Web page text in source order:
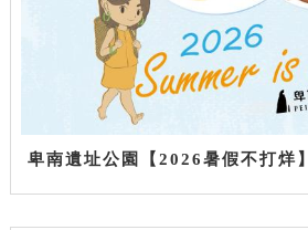
卑南遺址公園【2026暑假不打烊】